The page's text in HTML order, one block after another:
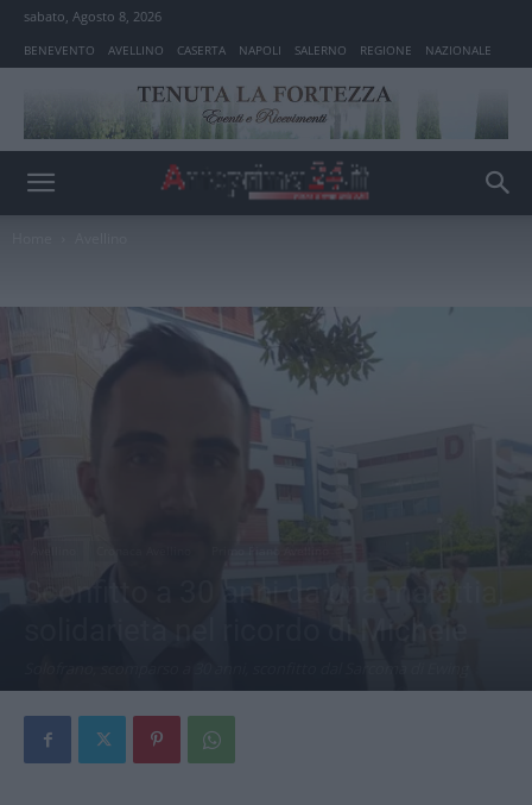
sabato, Agosto 8, 2026
BENEVENTO AVELLINO CASERTA NAPOLI SALERNO REGIONE NAZIONALE
Sconfitto a 30 anni da una malattia,